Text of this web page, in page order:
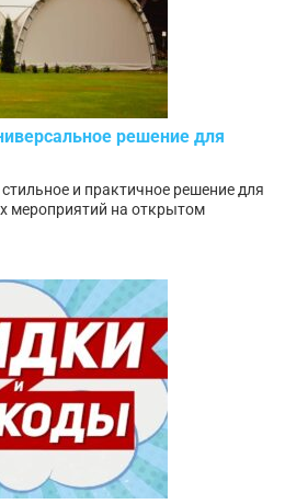
решение для
и практичное решение для
мероприятий на открытом